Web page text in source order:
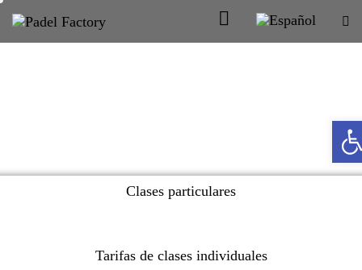
Clases particulares
Tarifas de clases individuales
Abrir barra de herramientas